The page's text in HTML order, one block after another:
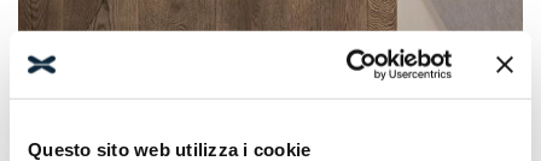
Questo sito web utilizza i cookie
Produkte